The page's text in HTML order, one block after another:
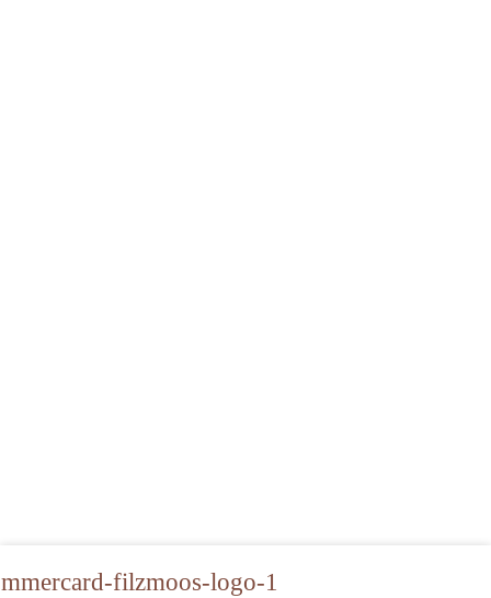
filzmoos-logo-1